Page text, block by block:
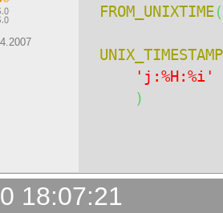
FROM_UNIXTIME(
UNIX_TIMESTAMP
'j:%H:%i'
)
18:07:21